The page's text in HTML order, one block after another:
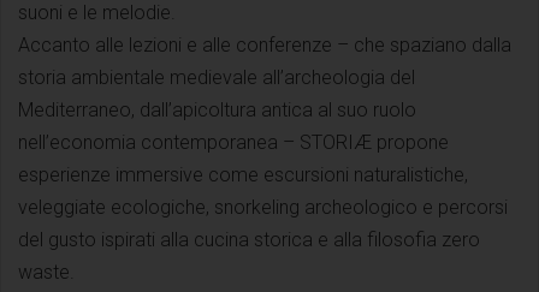
suoni e le melodie.
Accanto alle lezioni e alle conferenze – che spaziano dalla
storia ambientale medievale all’archeologia del
Mediterraneo, dall’apicoltura antica al suo ruolo
nell’economia contemporanea – STORIÆ propone
esperienze immersive come escursioni naturalistiche,
veleggiate ecologiche, snorkeling archeologico e percorsi
del gusto ispirati alla cucina storica e alla filosofia zero
waste.